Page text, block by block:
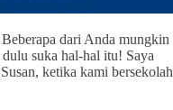
Beberapa dari Anda mungkin
suka hal-hal itu! Saya
ketika kami bersekolah